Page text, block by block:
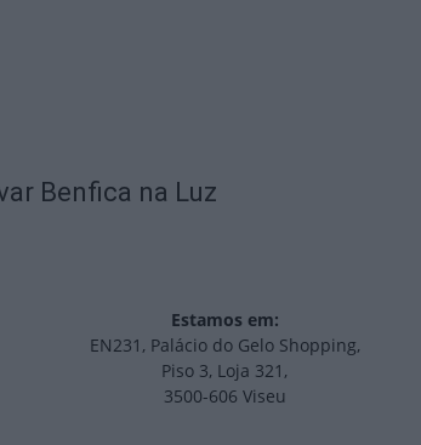
Benfica na Luz
Estamos em:
EN231, Palácio do Gelo Shopping,
Piso 3, Loja 321,
3500-606 Viseu